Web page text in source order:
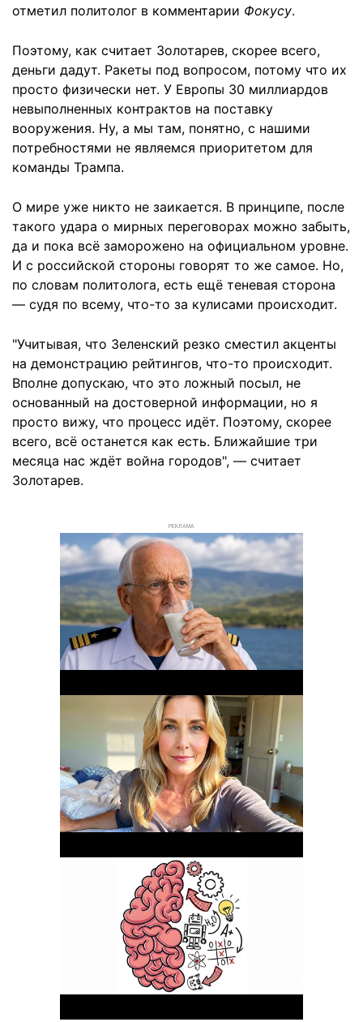
отметил политолог в комментарии Фокусу.
Поэтому, как считает Золотарев, скорее всего,
деньги дадут. Ракеты под вопросом, потому что их
просто физически нет. У Европы 30 миллиардов
невыполненных контрактов на поставку
вооружения. Ну, а мы там, понятно, с нашими
потребностями не являемся приоритетом для
команды Трампа.
О мире уже никто не заикается. В принципе, после
такого удара о мирных переговорах можно забыть,
да и пока всё заморожено на официальном уровне.
И с российской стороны говорят то же самое. Но,
по словам политолога, есть ещё теневая сторона
— судя по всему, что-то за кулисами происходит.
"Учитывая, что Зеленский резко сместил акценты
на демонстрацию рейтингов, что-то происходит.
Вполне допускаю, что это ложный посыл, не
основанный на достоверной информации, но я
просто вижу, что процесс идёт. Поэтому, скорее
всего, всё останется как есть. Ближайшие три
месяца нас ждёт война городов", — считает
Золотарев.
РЕКЛАМА